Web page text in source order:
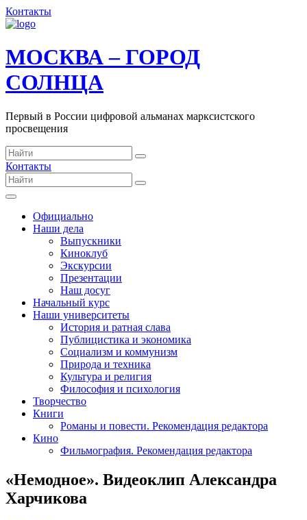
Контакты
МОСКВА – ГОРОД
СОЛНЦА
Первый в России цифровой альманах марксистского
просвещения
Контакты
Официально
Наши дела
Выпускники
Киноклуб
Экскурсии
Презентации
Наш досуг
Начальный курс
Наши университеты
История и ратная слава
Публицистика и экономика
Социализм и коммунизм
Природа и техника
Культура и религия
Философия и психология
Творчество
Книги
Романы и повести. Рекомендация редактора
Кино
Фильмография. Рекомендация редактора
«Немодное». Видеоклип Александра
Харчикова